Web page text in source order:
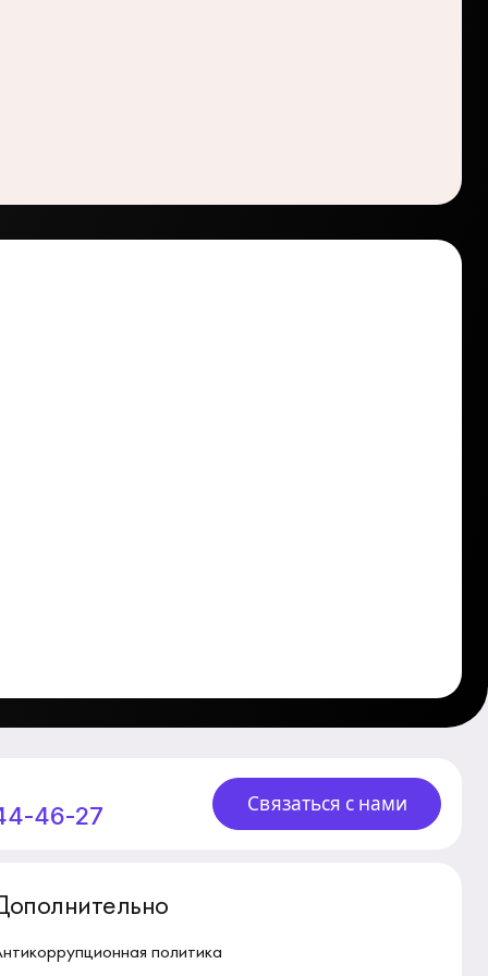
Связаться с нами
46-27
политика